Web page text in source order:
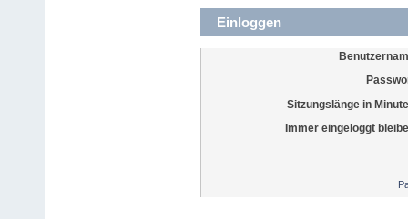
Einloggen
Sitzungslänge in
Immer eingeloggt